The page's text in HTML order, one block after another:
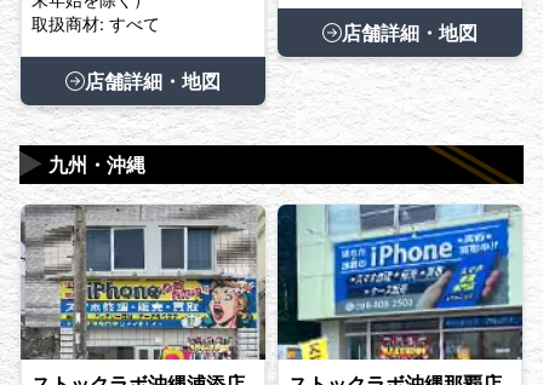
取扱商材: すべて
店舗詳細・地図
店舗詳細・地図
九州・沖縄
▶